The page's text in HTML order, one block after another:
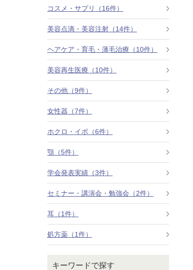
クレヴィエル注入
ダーマペン4
ケアシス
療法）
ジャルプロスーパーハイドロ
ルメッカ
シミ取りレーザー（Q-YAGレーザー）
ハイドラフェイシャル
ミラノリピールボディ
CO2高周波レーザー（Esprit）
コスメ・サプリ（16件）
美容点滴・美容注射（14件）
ヘアケア・育毛・薄毛治療（10件）
美容再生医療（10件）
その他（9件）
女性器（7件）
ホクロ・イボ（6件）
顎（5件）
学会発表実績（3件）
セミナー・講演会・勉強会（2件）
耳（1件）
処方薬（1件）
キーワードで探す